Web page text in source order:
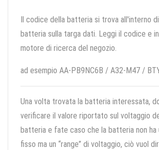
Il codice della batteria si trova all'interno
batteria sulla targa dati. Leggi il codice e
motore di ricerca del negozio.
ad esempio AA-PB9NC6B / A32-M47 /
Una volta trovata la batteria interessata,
verificare il valore riportato sul voltaggio
batteria e fate caso che la batteria non ha
fisso ma un “range” di voltaggio, ciò vuol